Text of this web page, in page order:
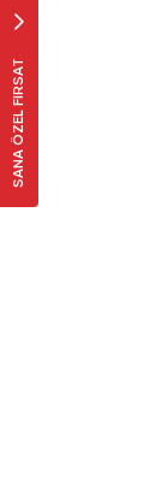
SANA ÖZEL FIRSAT